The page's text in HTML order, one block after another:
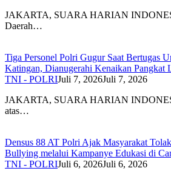
JAKARTA, SUARA HARIAN
Daerah…
Tiga Personel Polri Gugur Saat Bertugas
Katingan, Dianugerahi Kenaikan Pangkat
TNI - POLRIJuli 7, 2026Juli 7, 2026
JAKARTA, SUARA HARIAN
atas…
Densus 88 AT Polri Ajak Masyarakat
Bullying melalui Kampanye Edukasi di
TNI - POLRIJuli 6, 2026Juli 6, 2026